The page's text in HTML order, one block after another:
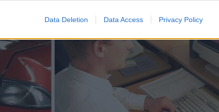
Data Deletion Data Access Privacy Policy